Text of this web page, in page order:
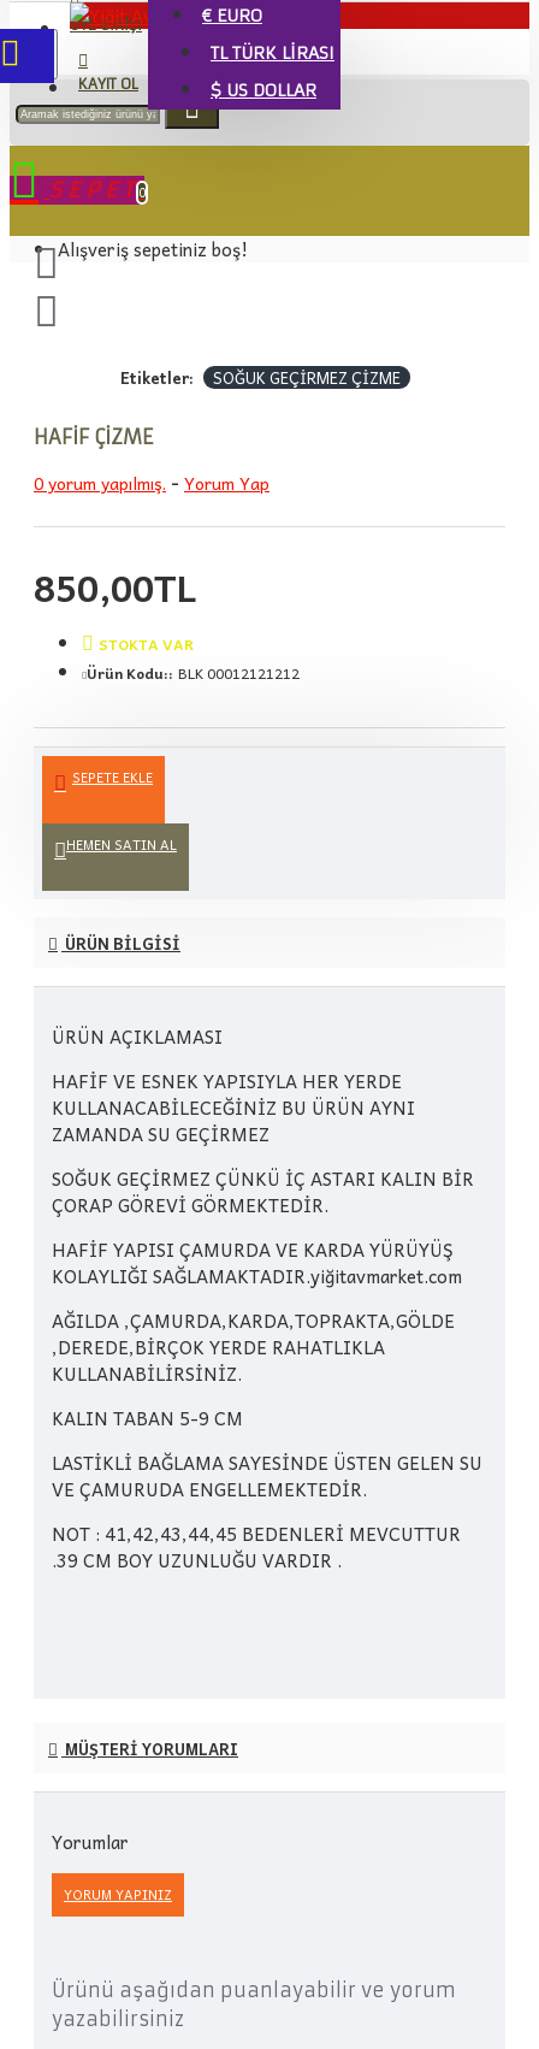
ÜYE GIRIŞI
KAYIT OL
€ EURO
TL TÜRK LIRASI
$ US DOLLAR
SEPET0
Alışveriş sepetiniz boş!
Etiketler: SOĞUK GEÇİRMEZ ÇİZME
HAFİF ÇİZME
0 yorum yapılmış. - Yorum Yap
850,00TL
STOKTA VAR
Ürün Kodu:: BLK 00012121212
SEPETE EKLE
HEMEN SATIN AL
ÜRÜN BILGISI
ÜRÜN AÇIKLAMASI
HAFİF VE ESNEK YAPISIYLA HER YERDE
KULLANACABİLECEĞİNİZ BU ÜRÜN AYNI
ZAMANDA SU GEÇİRMEZ
SOĞUK GEÇİRMEZ ÇÜNKÜ İÇ ASTARI KALIN BİR
ÇORAP GÖREVİ GÖRMEKTEDİR.
HAFİF YAPISI ÇAMURDA VE KARDA YÜRÜYÜŞ
KOLAYLIĞI SAĞLAMAKTADIR.yiğitavmarket.com
AĞILDA ,ÇAMURDA,KARDA,TOPRAKTA,GÖLDE
,DEREDE,BİRÇOK YERDE RAHATLIKLA
KULLANABİLİRSİNİZ.
KALIN TABAN 5-9 CM
LASTİKLİ BAĞLAMA SAYESİNDE ÜSTEN GELEN SU
VE ÇAMURUDA ENGELLEMEKTEDİR.
NOT : 41,42,43,44,45 BEDENLERİ MEVCUTTUR
.39 CM BOY UZUNLUĞU VARDIR .
MÜŞTERI YORUMLARI
Yorumlar
YORUM YAPINIZ
Ürünü aşağıdan puanlayabilir ve yorum
yazabilirsiniz